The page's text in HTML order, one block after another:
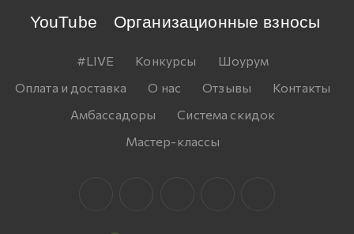
YouTube
Организационные взносы
#LIVE Конкурсы
Шоурум
Оплата и доставка
О нас Отзывы
Контакты
Амбассадоры
Система скидок
Мастер-классы